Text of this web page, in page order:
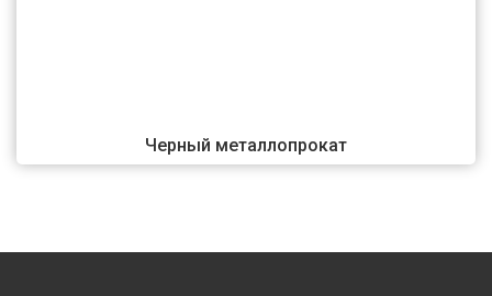
Черный металлопрокат